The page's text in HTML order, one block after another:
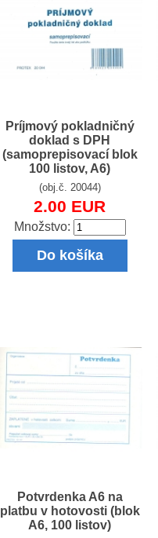
Príjmový pokladničný
doklad s DPH
(samoprepisovací blok
100 listov, A6)
(obj.č. 20044)
2.00 EUR
Množstvo:
Do košíka
Potvrdenka A6 na
platbu v hotovosti (blok
A6, 100 listov)